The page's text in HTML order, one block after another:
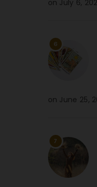
on July 6,
6
on June 25,
7